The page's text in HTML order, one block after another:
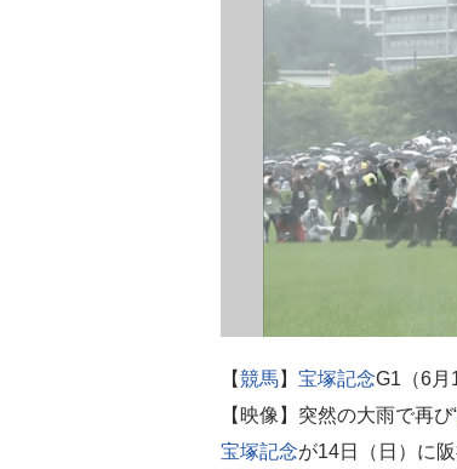
【競馬】 宝塚記念G1（6月
【映像】突然の大雨で再び
宝塚記念が14日（日）に